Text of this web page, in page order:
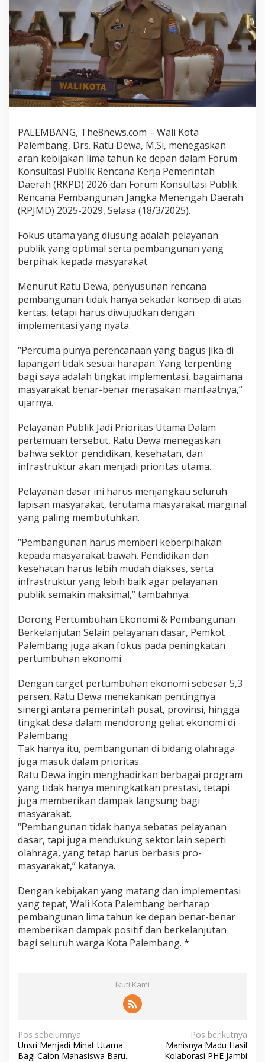
PALEMBANG, The8news.com – Wali Kota
Palembang, Drs. Ratu Dewa, M.Si, menegaskan
arah kebijakan lima tahun ke depan dalam Forum
Konsultasi Publik Rencana Kerja Pemerintah
Daerah (RKPD) 2026 dan Forum Konsultasi Publik
Rencana Pembangunan Jangka Menengah Daerah
(RPJMD) 2025-2029, Selasa (18/3/2025).
Fokus utama yang diusung adalah pelayanan
publik yang optimal serta pembangunan yang
berpihak kepada masyarakat.
Menurut Ratu Dewa, penyusunan rencana
pembangunan tidak hanya sekadar konsep di atas
kertas, tetapi harus diwujudkan dengan
implementasi yang nyata.
“Percuma punya perencanaan yang bagus jika di
lapangan tidak sesuai harapan. Yang terpenting
bagi saya adalah tingkat implementasi, bagaimana
masyarakat benar-benar merasakan manfaatnya,”
ujarnya.
Pelayanan Publik Jadi Prioritas Utama Dalam
pertemuan tersebut, Ratu Dewa menegaskan
bahwa sektor pendidikan, kesehatan, dan
infrastruktur akan menjadi prioritas utama.
Pelayanan dasar ini harus menjangkau seluruh
lapisan masyarakat, terutama masyarakat marginal
yang paling membutuhkan.
“Pembangunan harus memberi keberpihakan
kepada masyarakat bawah. Pendidikan dan
kesehatan harus lebih mudah diakses, serta
infrastruktur yang lebih baik agar pelayanan
publik semakin maksimal,” tambahnya.
Dorong Pertumbuhan Ekonomi & Pembangunan
Berkelanjutan Selain pelayanan dasar, Pemkot
Palembang juga akan fokus pada peningkatan
pertumbuhan ekonomi.
Dengan target pertumbuhan ekonomi sebesar 5,3
persen, Ratu Dewa menekankan pentingnya
sinergi antara pemerintah pusat, provinsi, hingga
tingkat desa dalam mendorong geliat ekonomi di
Palembang.
Tak hanya itu, pembangunan di bidang olahraga
juga masuk dalam prioritas.
Ratu Dewa ingin menghadirkan berbagai program
yang tidak hanya meningkatkan prestasi, tetapi
juga memberikan dampak langsung bagi
masyarakat.
“Pembangunan tidak hanya sebatas pelayanan
dasar, tapi juga mendukung sektor lain seperti
olahraga, yang tetap harus berbasis pro-
masyarakat,” katanya.
Dengan kebijakan yang matang dan implementasi
yang tepat, Wali Kota Palembang berharap
pembangunan lima tahun ke depan benar-benar
memberikan dampak positif dan berkelanjutan
bagi seluruh warga Kota Palembang. *
Ikuti Kami
N
a
Pos sebelumnya
Unsri Menjadi Minat Utama
Bagi Calon Mahasiswa Baru.
Pos berikutnya
Manisnya Madu Hasil
Kolaborasi PHE Jambi